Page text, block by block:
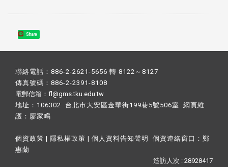
Share
聯絡電話：886-2-2621-5656 轉 8122～8127
傳真號碼：886-2-2391-8108
電郵信箱：fl@gms.tku.edu.tw
地址：106302 台北市大安區金華街199巷5號506室 網頁維
護： 廖家鳴​
個資政策 | 隱私權政策 | 個人資料告知聲明 個資連絡窗口： 鄭
惠蘭
造訪人次 : 28928417